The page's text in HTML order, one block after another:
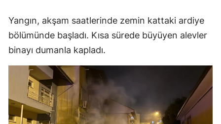
Yangın, akşam saatlerinde zemin kattaki ardiye
bölümünde başladı. Kısa sürede büyüyen alevler
binayı dumanla kapladı.